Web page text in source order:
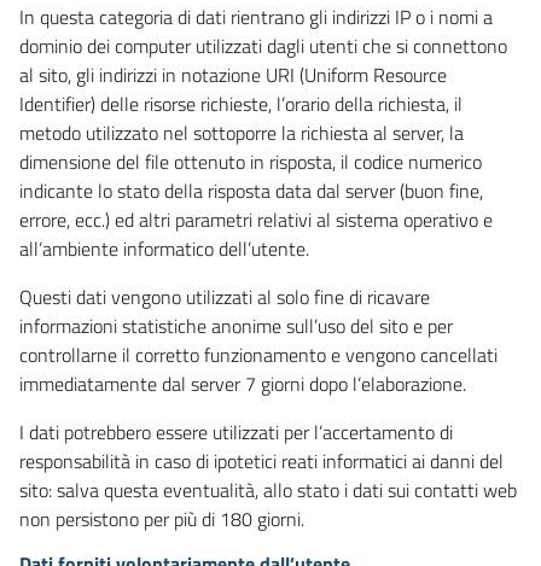
In questa categoria di dati rientrano gli indirizzi IP o i nomi a
dominio dei computer utilizzati dagli utenti che si connettono
al sito, gli indirizzi in notazione URI (Uniform Resource
Identifier) delle risorse richieste, l’orario della richiesta, il
metodo utilizzato nel sottoporre la richiesta al server, la
dimensione del file ottenuto in risposta, il codice numerico
indicante lo stato della risposta data dal server (buon fine,
errore, ecc.) ed altri parametri relativi al sistema operativo e
all’ambiente informatico dell’utente.
Questi dati vengono utilizzati al solo fine di ricavare
informazioni statistiche anonime sull’uso del sito e per
controllarne il corretto funzionamento e vengono cancellati
immediatamente dal server 7 giorni dopo l’elaborazione.
I dati potrebbero essere utilizzati per l’accertamento di
responsabilità in caso di ipotetici reati informatici ai danni del
sito: salva questa eventualità, allo stato i dati sui contatti web
non persistono per più di 180 giorni.